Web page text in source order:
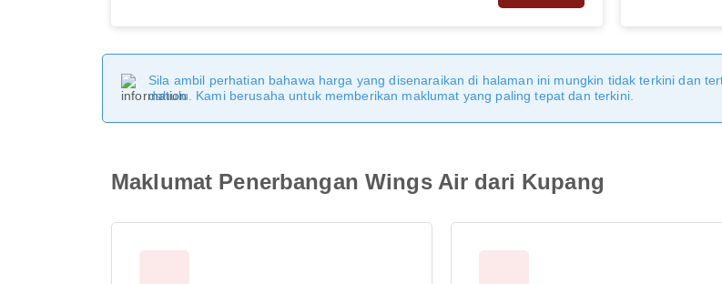
Sila ambil perhatian bahawa harga yang disenaraikan di halaman ini mungkin tidak terkini dan
dahulu. Kami berusaha untuk memberikan maklumat yang paling tepat dan terkini.
Maklumat Penerbangan Wings Air dari Kupang